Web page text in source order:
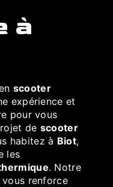
scooter
expérience et
pour vous
de scooter
habitez à Biot,
les
. Notre
renforce